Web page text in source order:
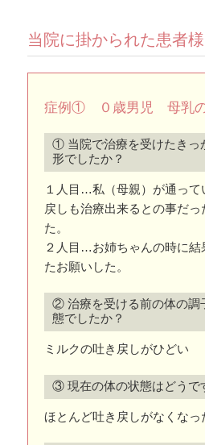
当院に掛かられた患者
症例① ０歳男児 母乳の
① 当院で治療を受けたきっ
形でしたか？
１人目…私（母親）が通って
戻しも治療出来るとの事だっ
た。
２人目…お姉ちゃんの時に結
たお願いした。
② 治療を受ける前の体の調
態でしたか？
ミルクの吐き戻しがひどい
③ 現在の体の状態はどうで
ほとんど吐き戻しがなくなっ